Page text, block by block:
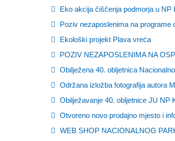
Eko akcija čiščenja podmorja u NP
Poziv nezaposlenima na programe
Ekološki projekt Plava vreća
POZIV NEZAPOSLENIMA NA
Obilježena 40. obljetnica
Održana izložba fotografija autora
Obilježavanje 40. obljetnice JU NP
Otvoreno novo prodajno mjesto i
WEB SHOP NACIONALNOG